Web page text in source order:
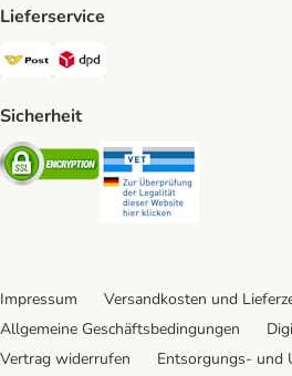
Lieferservice
Österreichische Post Shipping
Sicherheit
Security
Impressum
Versandkosten und
Allgemeine Geschäftsbedingungen
Vertrag widerrufen
Entsorgungs- und